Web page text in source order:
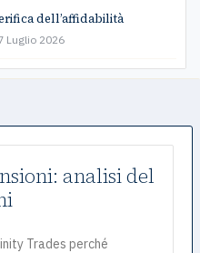
dell’affidabilità
Luglio 2026
analisi del
Trades perché